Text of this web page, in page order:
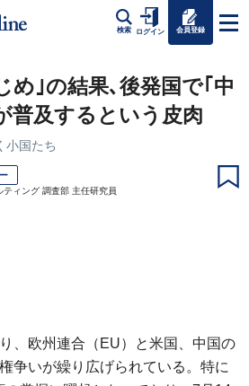
検索 ログイン 会員登録
め｣の結果､後発国で｢中
普及するという皮肉
小国たち
ティング 調査部 主任研究員
、欧州連合（EU）と米国、中国の
争いが繰り広げられている。特に